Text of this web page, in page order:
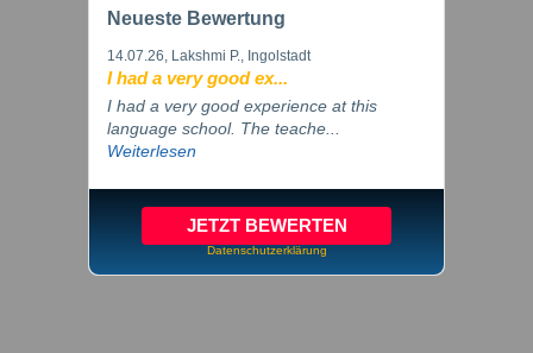
Neueste Bewertung
14.07.26, Lakshmi P., Ingolstadt
I had a very good ex...
I had a very good experience at this
language school. The teache...
Weiterlesen
JETZT BEWERTEN
Datenschutzerklärung